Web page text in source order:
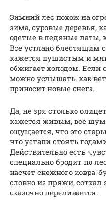
Зимний лес похож на
зима, суровые деревья,
одетые в ледяные латы,
Все устлано блестящим
кажется пушистым и
обжигает холодом. Если
можно услышать, как
приносит новые снега.
Да, не зря столько
кажется живым, все
ощущается, что это
что устали стоять
Действительно есть
специально бродит по
насчет снежного ковра-
словно из пряжи, соткал
сказочно переливается.